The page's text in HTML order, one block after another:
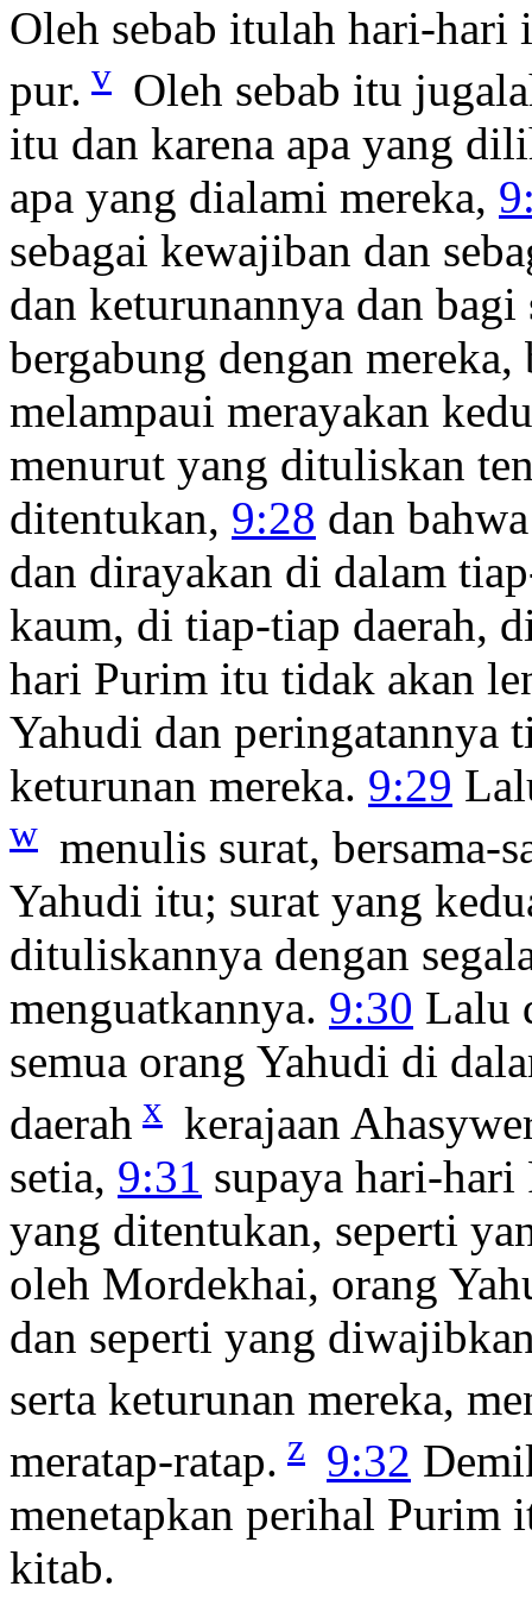
Oleh sebab itulah hari-hari
pur. v Oleh sebab itu
itu dan karena apa yang
apa yang dialami mereka,
sebagai kewajiban dan
dan keturunannya dan
bergabung dengan
melampaui merayakan
menurut yang dituliskan
ditentukan, 9:28 dan
dan dirayakan di dalam
kaum, di tiap-tiap daerah,
hari Purim itu tidak akan
Yahudi dan peringatannya
keturunan mereka. 9:29
w menulis surat, bersama-
Yahudi itu; surat yang
dituliskannya dengan
menguatkannya. 9:30 Lalu
semua orang Yahudi di
daerah x kerajaan
setia, 9:31 supaya hari-
yang ditentukan, seperti
oleh Mordekhai, orang
dan seperti yang
serta keturunan mereka,
meratap-ratap. z 9:32
menetapkan perihal Purim
kitab.